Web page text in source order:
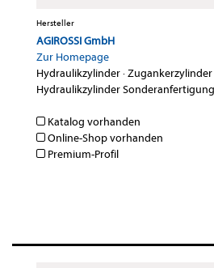
Hersteller
AGIROSSI GmbH
Zur Homepage
Hydraulikzylinder·Zugankerzylinder
Hydraulikzylinder
Katalog vorhanden
Online-Shop vorhanden
Premium-Profil